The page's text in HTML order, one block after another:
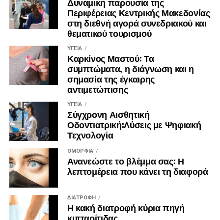
Χατζηγιάννειο Πνευματικό Κέντρο
16:30 – 21:00 Ερευνα – Καινοτομία
-Waste land (Lucy Walker, Karen Harley, João Jardim,
2010) 9΄
The inside story: The inside story of climate change
(Simon Lamb, David Sington, 2015) 56’
-The true cost (Andrew Morgan, 2015) 92’
(Σύνολο 4 ώρες)
21:00 Στρογγυλό τραπέζι:
Περιφέρειας Κεντρικής Μακεδονίας
στη διεθνή αγορά συνεδριακού και
θεματικού τουρισμού
ΥΓΕΊΑ
Καρκίνος Μαστού: Τα
συμπτώματα, η διάγνωση και η
σημασία της έγκαιρης
αντιμετώπισης
ΥΓΕΊΑ
Σύγχρονη Αισθητική
Οδοντιατρική:Λύσεις με Ψηφιακή
Τεχνολογία
ΟΜΟΡΦΙΆ
Ανανεώστε το βλέμμα σας: Η
λεπτομέρεια που κάνει τη διαφορά
ΔΙΑΤΡΟΦΉ
Η κακή διατροφή κύρια πηγή
κυτταρίτιδας